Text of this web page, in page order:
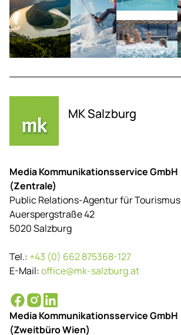
MK Salzburg
Media Kommunikationsservice GmbH
(Zentrale)
Public Relations-Agentur für Tourismus
Auerspergstraße 42
5020 Salzburg
Tel.: +43 (0) 662 875368-127
E-Mail:office@mk-salzburg.at
Media Kommunikationsservice GmbH
(Zweitbüro Wien)